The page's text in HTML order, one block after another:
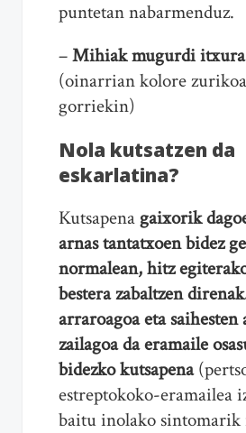
puntetan nabarmenduz.
–Mihiak mugurdi itxura
(oinarrian kolore
gorriekin)
Nola kutsatzen da
eskarlatina?
Kutsapena gaixorik
arnas tantatxoen bidez
normalean, hitz
bestera zabaltzen
arraroagoa eta saihesten
zailagoa da eramaile
bidezko kutsapena
estreptokoko-eramailea
baitu inolako sintomarik